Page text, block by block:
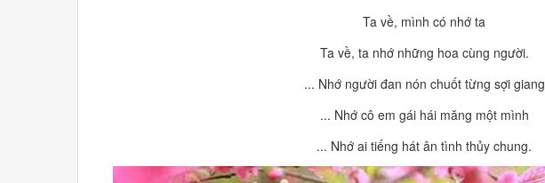
Ta về, mình có nhớ ta
Ta về, ta nhớ những hoa cùng người.
... Nhớ người đan nón chuốt từng sợi giang
... Nhớ cô em gái hái măng một mình
... Nhớ ai tiếng hát ân tình thủy chung.